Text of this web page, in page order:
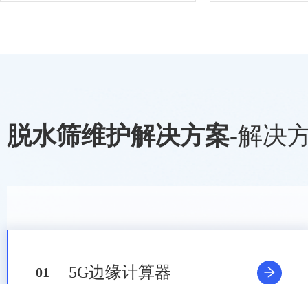
脱水筛维护解决方案-解决
01 5G边缘计算器